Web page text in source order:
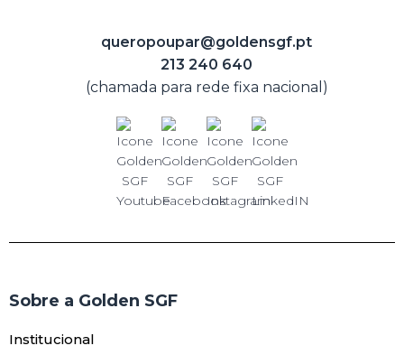
queropoupar@goldensgf.pt
213 240 640
(chamada para rede fixa nacional)
Sobre a Golden SGF
Institucional